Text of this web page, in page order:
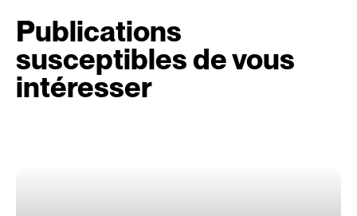
Publications
susceptibles de vous
intéresser